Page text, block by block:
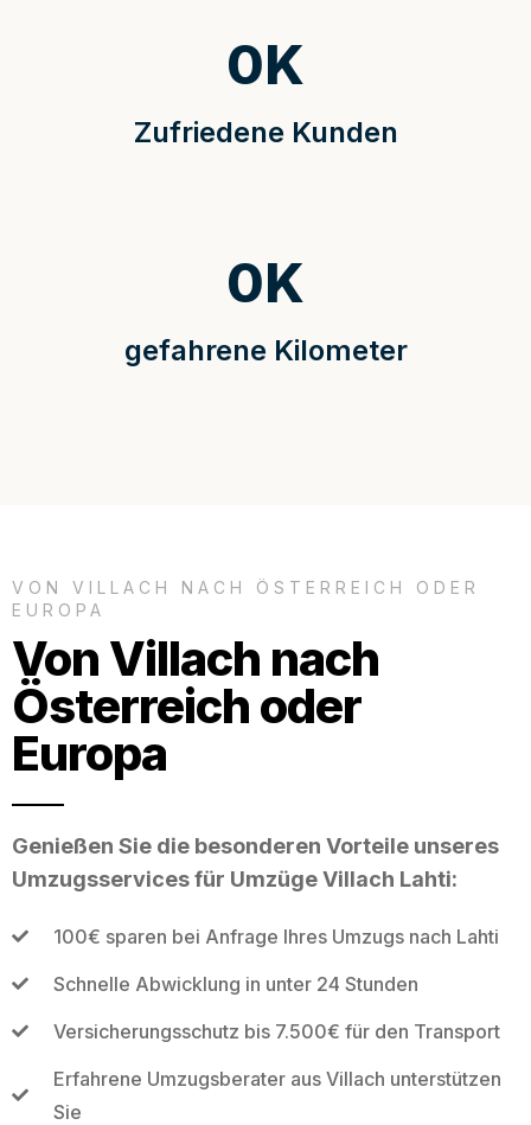
Zufriedene Kunden
0K
gefahrene Kilometer
0K
VON VILLACH NACH ÖSTERREICH ODER
EUROPA
Von Villach nach
Österreich oder
Europa
Genießen Sie die besonderen Vorteile unseres
Umzugsservices für Umzüge Villach Lahti:
100€ sparen bei Anfrage Ihres Umzugs nach Lahti
Schnelle Abwicklung in unter 24 Stunden
Versicherungsschutz bis 7.500€ für den Transport
Erfahrene Umzugsberater aus Villach unterstützen
Sie